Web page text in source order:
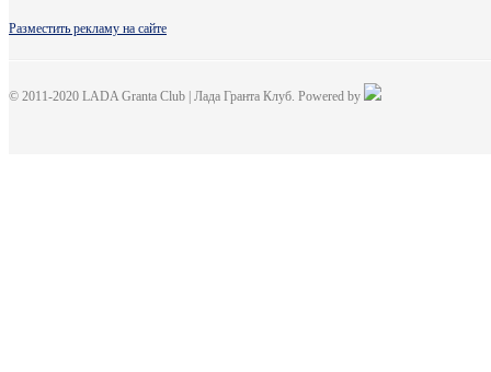
Разместить рекламу на сайте
© 2011-2020 LADA Granta Club | Лада Гранта Клуб. Powered by